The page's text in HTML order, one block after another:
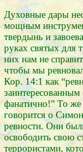
Духовные дары
мощным
твердынь и
руках святых для
них нам не
чтобы мы
Кор. 14:1 как
заинтересованным
фанатично!” То же
говорится о
ревности. Они
освободить свою
террористами,